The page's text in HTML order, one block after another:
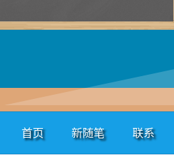
首页 新随笔 联系